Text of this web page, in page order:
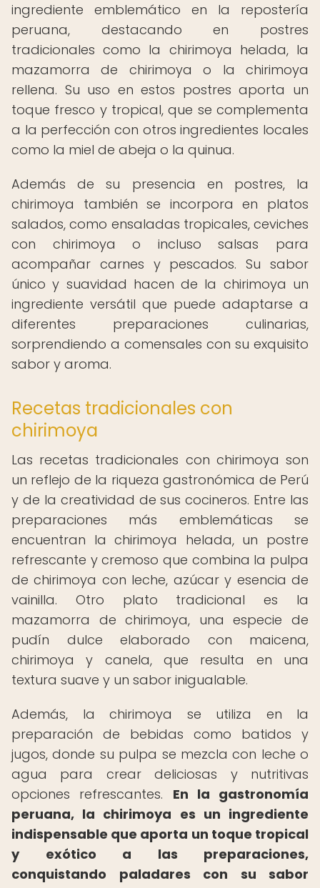
ingrediente emblemático en la repostería
peruana, destacando en postres
tradicionales como la chirimoya helada, la
mazamorra de chirimoya o la chirimoya
rellena. Su uso en estos postres aporta un
toque fresco y tropical, que se complementa
a la perfección con otros ingredientes locales
como la miel de abeja o la quinua.
Además de su presencia en postres, la
chirimoya también se incorpora en platos
salados, como ensaladas tropicales, ceviches
con chirimoya o incluso salsas para
acompañar carnes y pescados. Su sabor
único y suavidad hacen de la chirimoya un
ingrediente versátil que puede adaptarse a
diferentes preparaciones culinarias,
sorprendiendo a comensales con su exquisito
sabor y aroma.
Recetas tradicionales con
chirimoya
Las recetas tradicionales con chirimoya son
un reflejo de la riqueza gastronómica de Perú
y de la creatividad de sus cocineros. Entre las
preparaciones más emblemáticas se
encuentran la chirimoya helada, un postre
refrescante y cremoso que combina la pulpa
de chirimoya con leche, azúcar y esencia de
vainilla. Otro plato tradicional es la
mazamorra de chirimoya, una especie de
pudín dulce elaborado con maicena,
chirimoya y canela, que resulta en una
textura suave y un sabor inigualable.
Además, la chirimoya se utiliza en la
preparación de bebidas como batidos y
jugos, donde su pulpa se mezcla con leche o
agua para crear deliciosas y nutritivas
opciones refrescantes. En la gastronomía
peruana, la chirimoya es un ingrediente
indispensable que aporta un toque tropical
y exótico a las preparaciones,
conquistando paladares con su sabor